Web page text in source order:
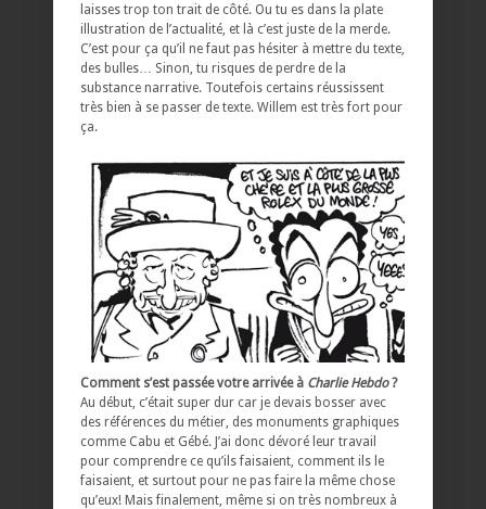
laisses trop ton trait de côté. Ou tu es dans la plate
illustration de l’actualité, et là c’est juste de la merde.
C’est pour ça qu’il ne faut pas hésiter à mettre du texte,
des bulles… Sinon, tu risques de perdre de la
substance narrative. Toutefois certains réussissent
très bien à se passer de texte. Willem est très fort pour
ça.
Comment s’est passée votre arrivée à Charlie Hebdo?
Au début, c’était super dur car je devais bosser avec
des références du métier, des monuments graphiques
comme Cabu et Gébé. J’ai donc dévoré leur travail
pour comprendre ce qu’ils faisaient, comment ils le
faisaient, et surtout pour ne pas faire la même chose
qu’eux! Mais finalement, même si on très nombreux à